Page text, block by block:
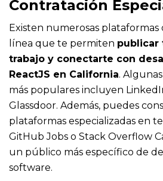
Contratación
Existen numerosas
línea que te permiten publicar
trabajo y conectarte con
ReactJS en California.
más populares incluyen
Glassdoor. Además, puedes
plataformas especializadas en
GitHub Jobs o Stack Overflow
un público más específico de
software.